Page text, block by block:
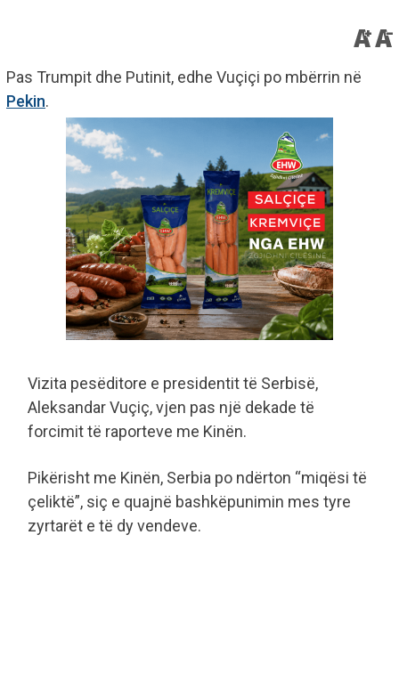
Pas Trumpit dhe Putinit, edhe Vuçiçi po mbërrin në
Pekin.
Vizita pesëditore e presidentit të Serbisë,
Aleksandar Vuçiç, vjen pas një dekade të
forcimit të raporteve me Kinën.
Pikërisht me Kinën, Serbia po ndërton “miqësi të
çeliktë”, siç e quajnë bashkëpunimin mes tyre
zyrtarët e të dy vendeve.